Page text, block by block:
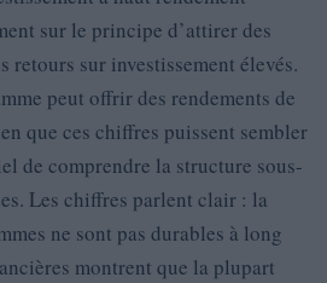
sur le principe d’attirer des
retours sur investissement élevés.
peut offrir des rendements de
que ces chiffres puissent sembler
de comprendre la structure sous-
Les chiffres parlent clair : la
ne sont pas durables à long
montrent que la plupart